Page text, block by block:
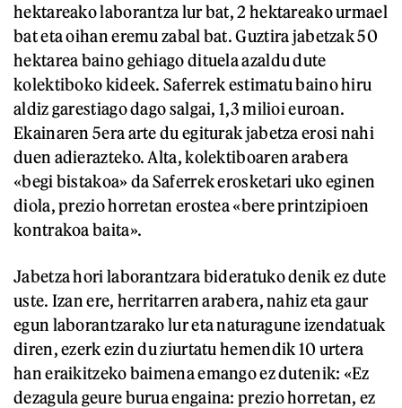
hektareako laborantza lur bat, 2 hektareako urmael
bat eta oihan eremu zabal bat. Guztira jabetzak 50
hektarea baino gehiago dituela azaldu dute
kolektiboko kideek. Saferrek estimatu baino hiru
aldiz garestiago dago salgai, 1,3 milioi euroan.
Ekainaren 5era arte du egiturak jabetza erosi nahi
duen adierazteko. Alta, kolektiboaren arabera
«begi bistakoa» da Saferrek erosketari uko eginen
diola, prezio horretan erostea «bere printzipioen
kontrakoa baita».
Jabetza hori laborantzara bideratuko denik ez dute
uste. Izan ere, herritarren arabera, nahiz eta gaur
egun laborantzarako lur eta naturagune izendatuak
diren, ezerk ezin du ziurtatu hemendik 10 urtera
han eraikitzeko baimena emango ez dutenik: «Ez
dezagula geure burua engaina: prezio horretan, ez